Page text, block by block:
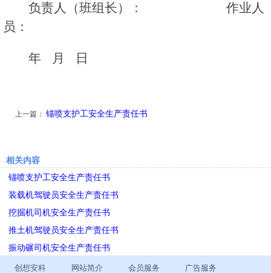
负责人（班组长）： 作业人
员：
年 月 日
上一篇： 锚喷支护工安全生产责任书
相关内容
锚喷支护工安全生产责任书
装载机驾驶员安全生产责任书
挖掘机司机安全生产责任书
推土机驾驶员安全生产责任书
振动碾司机安全生产责任书
创想安科 网站简介 会员服务 广告服务